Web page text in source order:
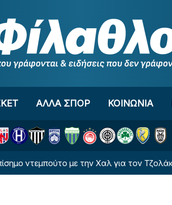
ΑΛΛΑ ΣΠΟΡ ΚΟΙΝΩΝΙΑ
με την Χαλ για τον Τζολάκη